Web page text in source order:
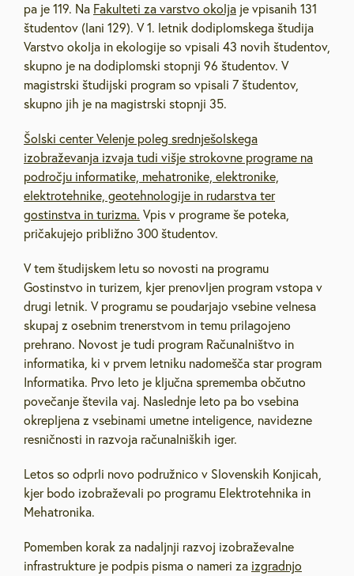
pa je 119. Na Fakulteti za varstvo okolja je vpisanih 131
študentov (lani 129). V 1. letnik dodiplomskega študija
Varstvo okolja in ekologije so vpisali 43 novih študentov,
skupno je na dodiplomski stopnji 96 študentov. V
magistrski študijski program so vpisali 7 študentov,
skupno jih je na magistrski stopnji 35.
Šolski center Velenje poleg srednješolskega
izobraževanja izvaja tudi višje strokovne programe na
področju informatike, mehatronike, elektronike,
elektrotehnike, geotehnologije in rudarstva ter
gostinstva in turizma. Vpis v programe še poteka,
pričakujejo približno 300 študentov.
V tem študijskem letu so novosti na programu
Gostinstvo in turizem, kjer prenovljen program vstopa v
drugi letnik. V programu se poudarjajo vsebine velnesa
skupaj z osebnim trenerstvom in temu prilagojeno
prehrano. Novost je tudi program Računalništvo in
informatika, ki v prvem letniku nadomešča star program
Informatika. Prvo leto je ključna sprememba občutno
povečanje števila vaj. Naslednje leto pa bo vsebina
okrepljena z vsebinami umetne inteligence, navidezne
resničnosti in razvoja računalniških iger.
Letos so odprli novo podružnico v Slovenskih Konjicah,
kjer bodo izobraževali po programu Elektrotehnika in
Mehatronika.
Pomemben korak za nadaljnji razvoj izobraževalne
infrastrukture je podpis pisma o nameri za izgradnjo